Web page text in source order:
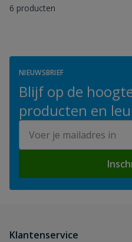
6 producten
NIEUWSBRIEF
Blijf op de
producten en
Klantenservice